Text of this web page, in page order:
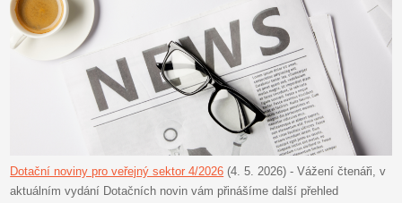
Dotační noviny pro veřejný sektor 4/2026 (4. 5. 2026) - Vážení čtenáři, v
aktuálním vydání Dotačních novin vám přinášíme další přehled